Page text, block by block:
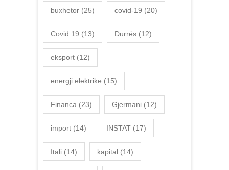
buxhetor (25) covid-19 (20)
Covid 19 (13) Durrës (12)
eksport (12)
energji elektrike (15)
Financa (23) Gjermani (12)
import (14) INSTAT (17)
Itali (14) kapital (14)